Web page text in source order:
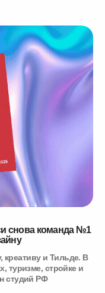
снова команда №1
креативу и Тильде. В
туризме, стройке и
студий РФ